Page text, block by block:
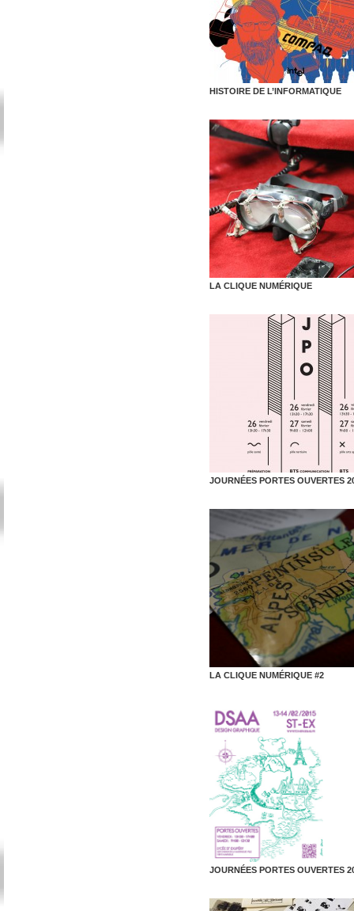
HISTOIRE DE L’INFORMATIQUE
LA CLIQUE NUMÉRIQUE
JOURNÉES PORTES OUVERTES
LA CLIQUE NUMÉRIQUE #2
JOURNÉES PORTES OUVERTES